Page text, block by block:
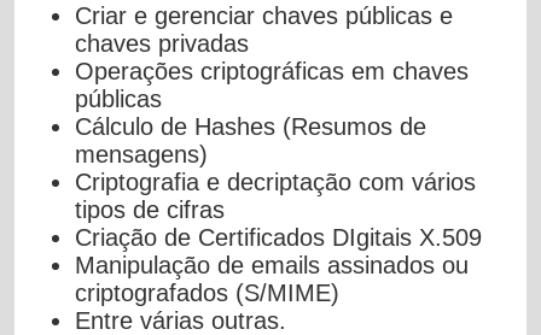
Criar e gerenciar chaves públicas e
chaves privadas
Operações criptográficas em chaves
públicas
Cálculo de Hashes (Resumos de
mensagens)
Criptografia e decriptação com vários
tipos de cifras
Criação de Certificados DIgitais X.509
Manipulação de emails assinados ou
criptografados (S/MIME)
Entre várias outras.